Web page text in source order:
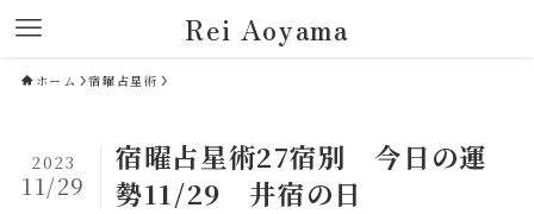
Rei Aoyama
ホーム 宿曜占星術
宿曜占星術27宿別 今日の運
勢11/29 井宿の日
2023
11/29